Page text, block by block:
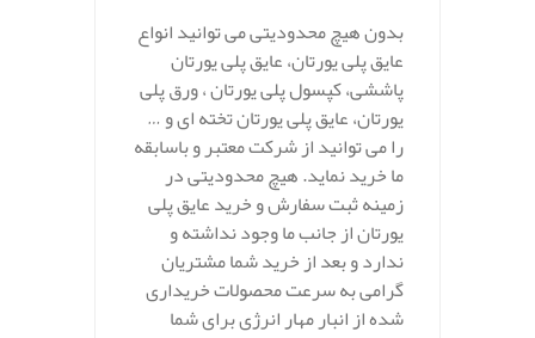
بدون هیچ محدودیتی می توانید انواع
عایق پلی یورتان، عایق پلی یورتان
پاششی، کپسول پلی یورتان ، ورق پلی
یورتان، عایق پلی یورتان تخته ای و …
را می توانید از شرکت معتبر و باسابقه
ما خرید نماید. هیچ محدودیتی در
زمینه ثبت سفارش و خرید عایق پلی
یورتان از جانب ما وجود نداشته و
ندارد و بعد از خرید شما مشتریان
گرامی به سرعت محصولات خریداری
شده از انبار مهار انرژی برای شما